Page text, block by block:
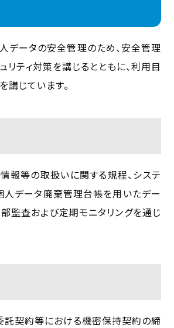
データの安全管理のため、安全管理
ティ対策を講じるとともに、利用目
じています。
報等の取扱いに関する規程、システ
人データ廃棄管理台帳を用いたデー
監査および定期モニタリングを通じ
託契約等における機密保持契約の締